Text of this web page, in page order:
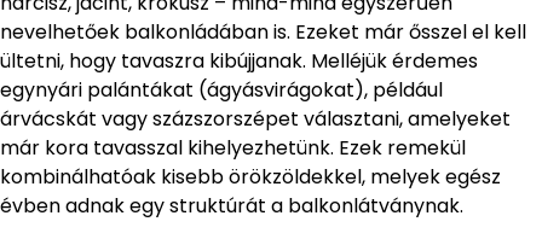
nevelhetőek balkonládában is. Ezeket már ősszel el kell
ültetni, hogy tavaszra kibújjanak. Melléjük érdemes
egynyári palántákat (ágyásvirágokat), például
árvácskát vagy százszorszépet választani, amelyeket
már kora tavasszal kihelyezhetünk. Ezek remekül
kombinálhatóak kisebb örökzöldekkel, melyek egész
évben adnak egy struktúrát a balkonlátványnak.